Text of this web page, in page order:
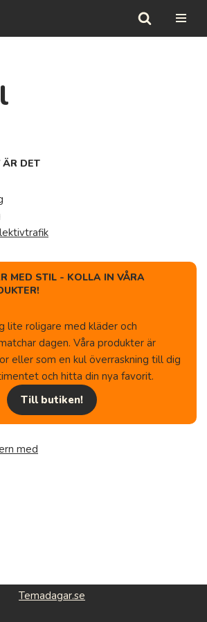
ÄR DET
MED STIL - KOLLA IN VÅRA
lite roligare med kläder och
dagen. Våra produkter är
eller som en kul överraskning till dig
och hitta din nya favorit.
Till butiken!
med
Temadagar.se